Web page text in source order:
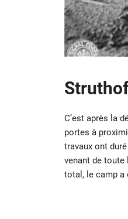
C’est après la
portes à
travaux ont
venant de toute
total, le camp a